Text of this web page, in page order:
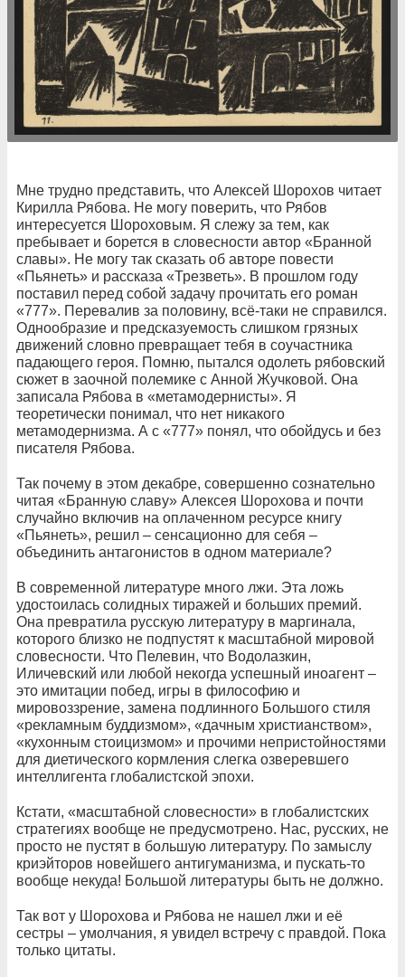
Мне трудно представить, что Алексей Шорохов читает
Кирилла Рябова. Не могу поверить, что Рябов
интересуется Шороховым. Я слежу за тем, как
пребывает и борется в словесности автор «Бранной
славы». Не могу так сказать об авторе повести
«Пьянеть» и рассказа «Трезветь». В прошлом году
поставил перед собой задачу прочитать его роман
«777». Перевалив за половину, всё-таки не справился.
Однообразие и предсказуемость слишком грязных
движений словно превращает тебя в соучастника
падающего героя. Помню, пытался одолеть рябовский
сюжет в заочной полемике с Анной Жучковой. Она
записала Рябова в «метамодернисты». Я
теоретически понимал, что нет никакого
метамодернизма. А с «777» понял, что обойдусь и без
писателя Рябова.
Так почему в этом декабре, совершенно сознательно
читая «Бранную славу» Алексея Шорохова и почти
случайно включив на оплаченном ресурсе книгу
«Пьянеть», решил – сенсационно для себя –
объединить антагонистов в одном материале?
В современной литературе много лжи. Эта ложь
удостоилась солидных тиражей и больших премий.
Она превратила русскую литературу в маргинала,
которого близко не подпустят к масштабной мировой
словесности. Что Пелевин, что Водолазкин,
Иличевский или любой некогда успешный иноагент –
это имитации побед, игры в философию и
мировоззрение, замена подлинного Большого стиля
«рекламным буддизмом», «дачным христианством»,
«кухонным стоицизмом» и прочими непристойностями
для диетического кормления слегка озверевшего
интеллигента глобалистской эпохи.
Кстати, «масштабной словесности» в глобалистских
стратегиях вообще не предусмотрено. Нас, русских, не
просто не пустят в большую литературу. По замыслу
криэйторов новейшего антигуманизма, и пускать-то
вообще некуда! Большой литературы быть не должно.
Так вот у Шорохова и Рябова не нашел лжи и её
сестры – умолчания, я увидел встречу с правдой. Пока
только цитаты.